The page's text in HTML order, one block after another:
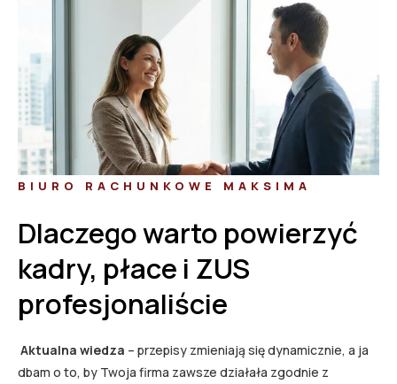
BIURO RACHUNKOWE MAKSIMA
Dlaczego warto powierzyć
kadry, płace i ZUS
profesjonaliście
Aktualna wiedza – przepisy zmieniają się dynamicznie, a ja
dbam o to, by Twoja firma zawsze działała zgodnie z